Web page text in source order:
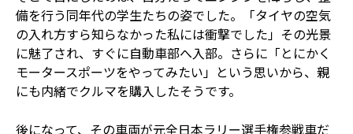
備を行う同年代の学生たちの姿でした。「タイヤの空気
の入れ方すら知らなかった私には衝撃でした」その光景
に魅了され、すぐに自動車部へ入部。さらに「とにかく
モータースポーツをやってみたい」という思いから、親
にも内緒でクルマを購入したそうです。
後になって、その車両が元全日本ラリー選手権参戦車だ